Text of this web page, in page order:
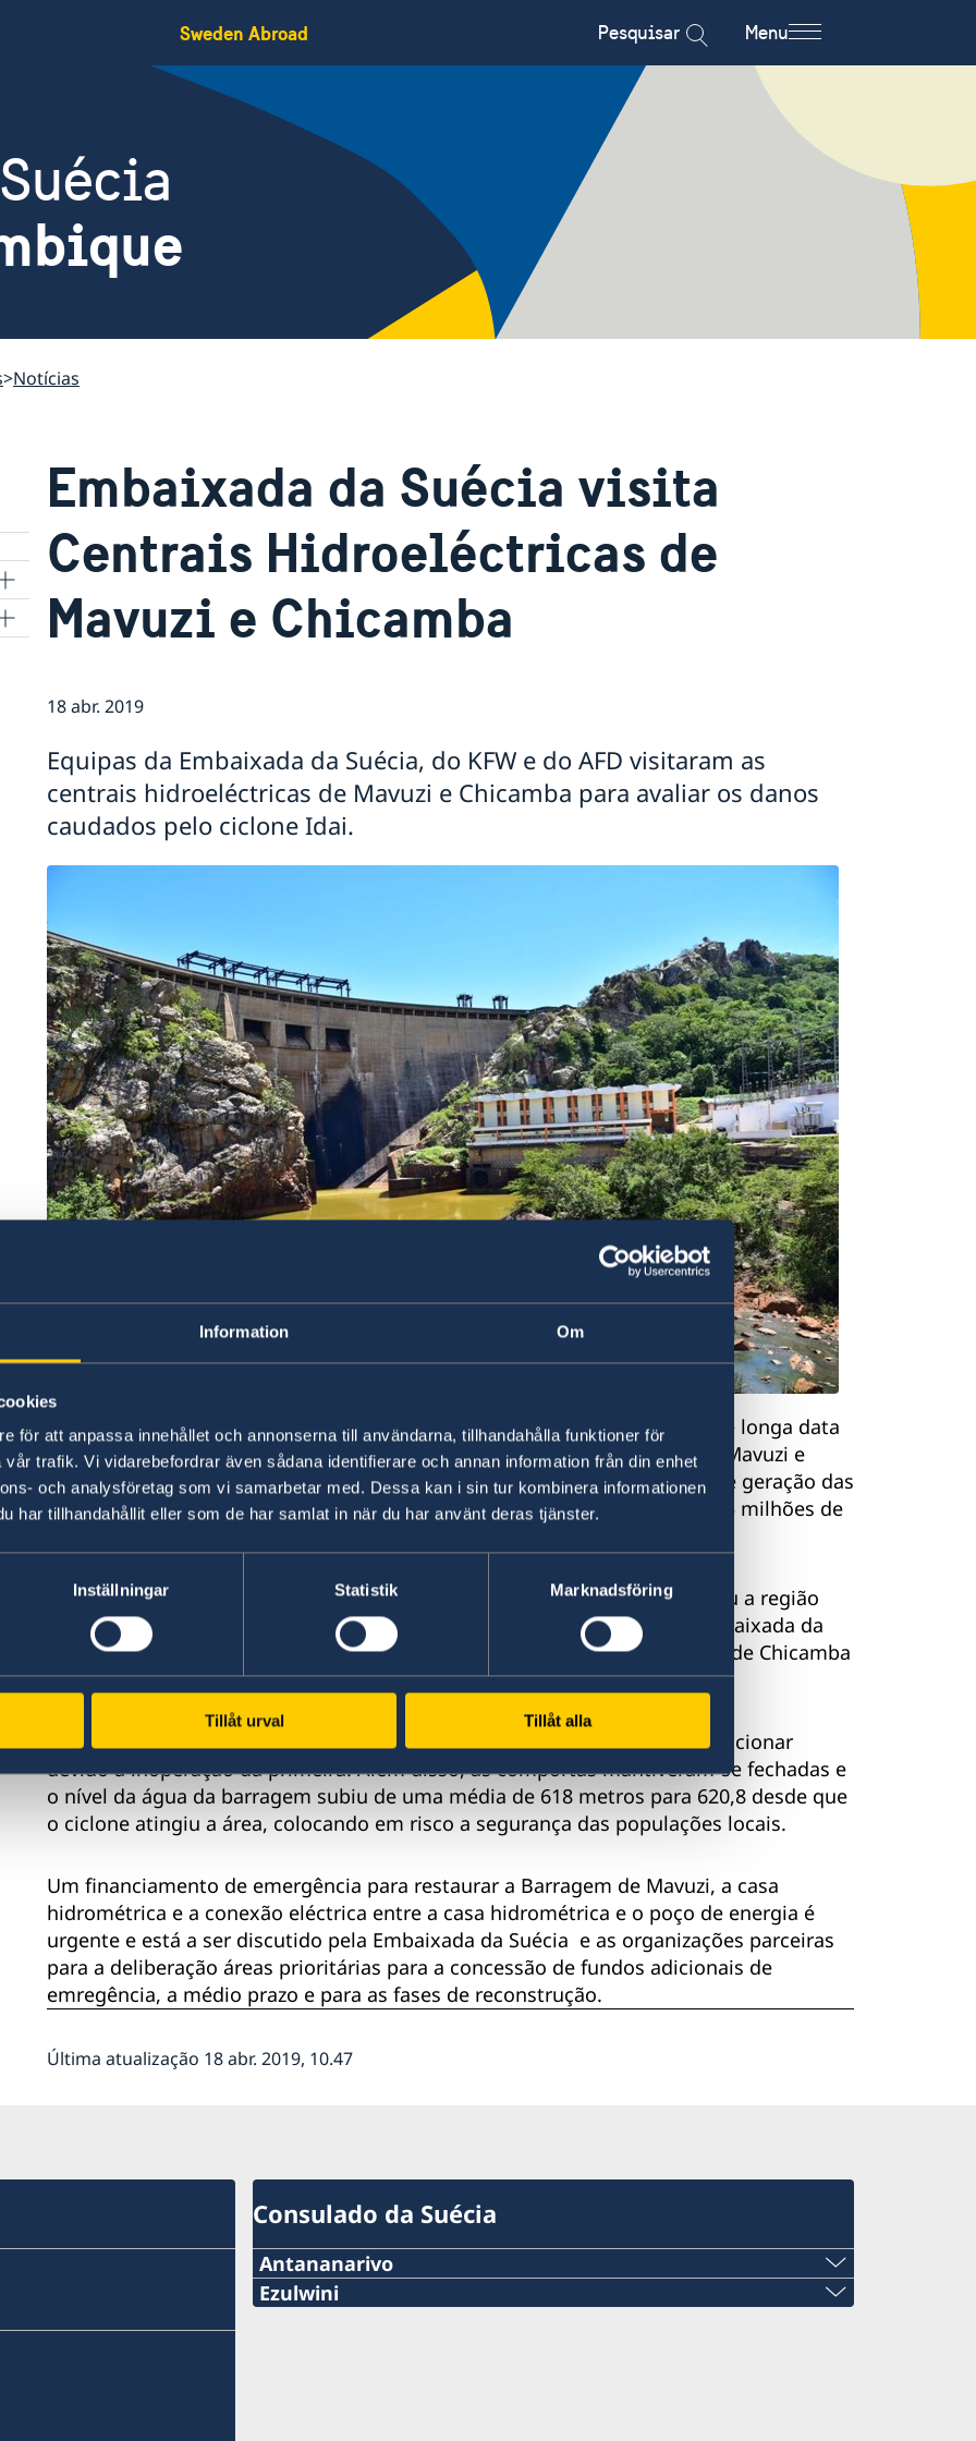
Information Om
för att anpassa innehållet och annonserna till användarna, tillhandahålla funktioner för
trafik. Vi vidarebefordrar även sådana identifierare och annan information från din enhet
och analysföretag som vi samarbetar med. Dessa kan i sin tur kombinera informationen
har tillhandahållit eller som de har samlat in när du har använt deras tjänster.
Inställningar Statistik Marknadsföring
Tillåt urval Tillåt alla
Sweden Abroad Pesquisar Menu
Notícias
Embaixada da Suécia visita
Centrais Hidroeléctricas de
Mavuzi e Chicamba
18 abr. 2019
Equipas da Embaixada da Suécia, do KFW e do AFD visitaram as
centrais hidroeléctricas de Mavuzi e Chicamba para avaliar os danos
caudados pelo ciclone Idai.
A Embaixada da Suécia em Maputo, o KFW e o AFD têm prestado apoio de longa data
à EDM para a reabilitação e modernização das Centrais Hidroelétricas de Mavuzi e
Chicamba, sob a forma de assistência financeira e técnica à capacidade de geração das
centrais hidroeléctricas - o montante total do apoio ascende a mais de 35 milhões de
Ambas usinas hidroelétricas foram afectadas pelo ciclone IDAI que atingiu a região
centro de Moçambique em Março de 2019.
Uma equipa enviada pela Embaixada da
Suécia, pelo KFW e a AFD, visitou recentemente as barragens de Mavuzi e de Chicamba
para fazer uma avaliação detalhada dos danos causados pelo ciclone.
A barragem de Mavuzi foi a mais afectada e, a de Chicamba não está a funcionar
devido à inoperação da primeira. Além disso, as comportas mantiveram-se fechadas e
o nível da água da barragem subiu de uma média de 618 metros para 620,8 desde que
o ciclone atingiu a área, colocando em risco a segurança das populações locais.
Um financiamento de emergência para restaurar a Barragem de Mavuzi, a casa
hidrométrica e a conexão eléctrica entre a casa hidrométrica e o poço de energia é
urgente e está a ser discutido pela Embaixada da Suécia e as organizações parceiras
para a deliberação áreas prioritárias para a concessão de fundos adicionais de
emregência, a médio prazo e para as fases de reconstrução.
Última atualização 18 abr. 2019, 10.47
Consulado da Suécia
Antananarivo
Telemóvel & Whatsapp:
Ezulwini